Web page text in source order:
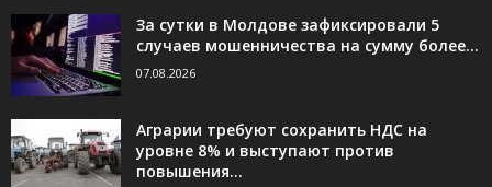
За сутки в Молдове зафиксировали 5
случаев мошенничества на сумму более...
07.08.2026
Аграрии требуют сохранить НДС на
уровне 8% и выступают против
повышения...